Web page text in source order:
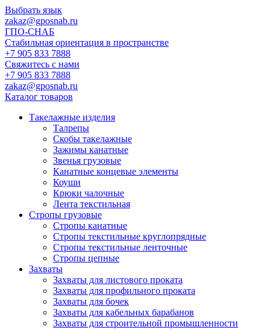
Выбрать язык
zakaz@gposnab.ru
ГПО-СНАБ
Стабильная ориентация в пространстве
+7 905 833 7888
Свяжитесь с нами
+7 905 833 7888
zakaz@gposnab.ru
Каталог товаров
Такелажные изделия
Талрепы
Скобы такелажные
Зажимы канатные
Звенья грузовые
Канатные концевые элементы
Коуши
Крюки чалочные
Лента текстильная
Стропы грузовые
Стропы канатные
Стропы текстильные круглопрядные
Стропы текстильные ленточные
Стропы цепные
Захваты
Захваты для листового проката
Захваты для профильного проката
Захваты для бочек
Захваты для кабельных барабанов
Захваты для строительной промышленности